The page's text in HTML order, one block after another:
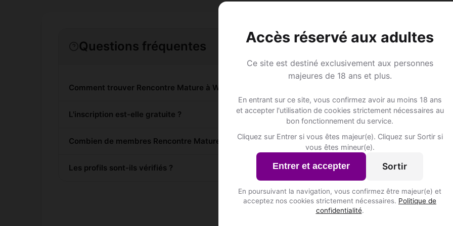
Accès réservé aux adultes
Ce site est destiné exclusivement aux personnes
majeures de 18 ans et plus.
En entrant sur ce site, vous confirmez avoir au moins 18 ans
et accepter l'utilisation de cookies strictement nécessaires au
bon fonctionnement du service.
Cliquez sur Entrer si vous êtes majeur(e). Cliquez sur Sortir si
vous êtes mineur(e).
Entrer et accepter Sortir
En poursuivant la navigation, vous confirmez être majeur(e) et
acceptez nos cookies strictement nécessaires. Politique de
confidentialité.
Questions fréquentes
Comment trouver Rencontre Mature à Westerlo ?
L'inscription est-elle gratuite ?
Combien de membres Rencontre Mature sont inscrits à Westerlo ?
Les profils sont-ils vérifiés ?
Lieux de
Daems Tanne / Modest
Vekestraat 4
Inscris-toi pour voir le n°
Bell Telephonelaan 4
Hotel Geerts